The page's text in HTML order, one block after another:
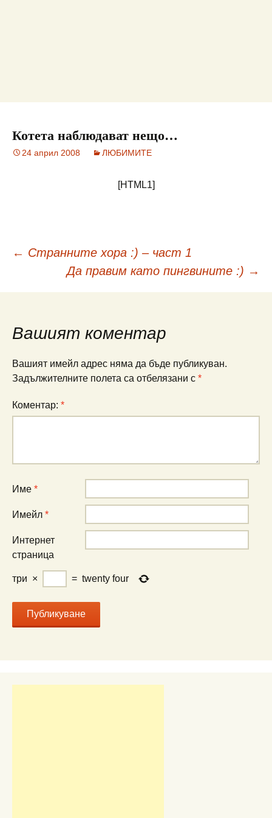
Котета наблюдават нещо…
24 април 2008 ЛЮБИМИТЕ
[HTML1]
Навигация
в
публикациите
← Странните хора :) – част 1
Да правим като пингвините :) →
Вашият коментар
Вашият имейл адрес няма да бъде публикуван.
Задължителните полета са отбелязани с *
Коментар: *
Име *
Имейл *
Интернет
страница
три × = twenty four